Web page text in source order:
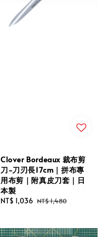
Clover Bordeaux 裁布剪
刀-刀刃長17cm｜拼布專
用布剪｜附真皮刀套｜日
本製
Sale
NT$ 1,036 Regular
NT$ 1,480